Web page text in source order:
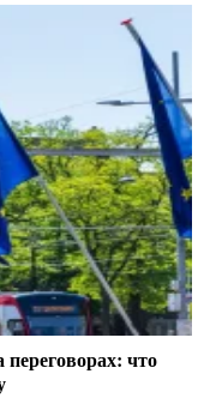
переговорах: что